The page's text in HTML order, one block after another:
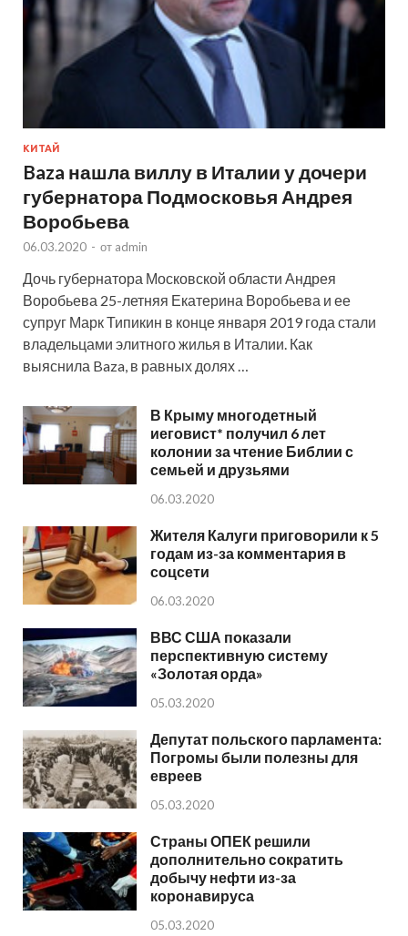
КИТАЙ
Baza нашла виллу в Италии у дочери
губернатора Подмосковья Андрея
Воробьева
06.03.2020 - от admin
Дочь губернатора Московской области Андрея
Воробьева 25-летняя Екатерина Воробьева и ее
супруг Марк Типикин в конце января 2019 года стали
владельцами элитного жилья в Италии. Как
выяснила Baza, в равных долях …
В Крыму многодетный
иеговист* получил 6 лет
колонии за чтение Библии с
семьей и друзьями
06.03.2020
Жителя Калуги приговорили к 5
годам из-за комментария в
соцсети
06.03.2020
ВВС США показали
перспективную систему
«Золотая орда»
05.03.2020
Депутат польского парламента:
Погромы были полезны для
евреев
05.03.2020
Страны ОПЕК решили
дополнительно сократить
добычу нефти из-за
коронавируса
05.03.2020